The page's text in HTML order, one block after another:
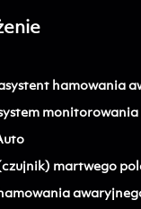
hamowania
martwego